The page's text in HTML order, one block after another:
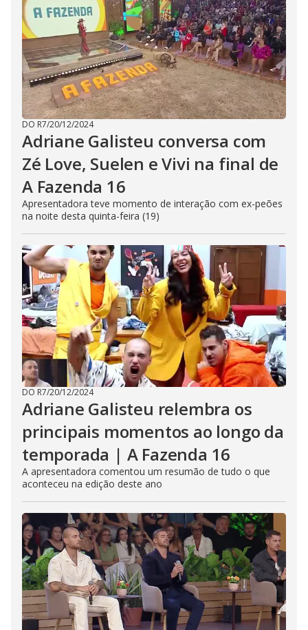
DO R7/20/12/2024
Adriane Galisteu conversa com
Zé Love, Suelen e Vivi na final de
A Fazenda 16
Apresentadora teve momento de interação com ex-peões
na noite desta quinta-feira (19)
DO R7/20/12/2024
Adriane Galisteu relembra os
principais momentos ao longo da
temporada | A Fazenda 16
A apresentadora comentou um resumão de tudo o que
aconteceu na edição deste ano